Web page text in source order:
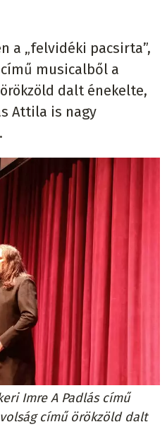
a „felvidéki pacsirta”,
musicalből a
dalt énekelte,
Attila is nagy
Imre A Padlás című
című örökzöld dalt